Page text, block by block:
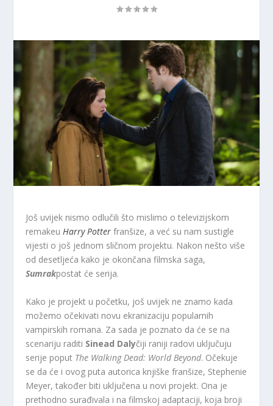
Još uvijek nismo odlučili što mislimo o televizijskom
remakeuHarry Potter franšize, a već su nam sustigle
vijesti o još jednom sličnom projektu. Nakon nešto više
od desetljeća kako je okončana filmska saga,
Sumrakpostat će serija.
Kako je projekt u početku, još uvijek ne znamo kada
možemo očekivati ​​novu ekranizaciju popularnih
vampirskih romana. Za sada je poznato da će se na
scenariju raditi Sinead Dalyčiji raniji radovi uključuju
serije poput The Walking Dead: World Beyond. Očekuje
se da će i ovog puta autorica knjiške franšize, Stephenie
Meyer, također biti uključena u novi projekt. Ona je
prethodno surađivala i na filmskoj adaptaciji, koja broji